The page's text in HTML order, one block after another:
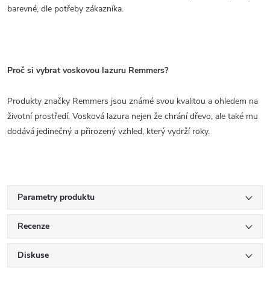
barevné, dle potřeby zákazníka.
Proč si vybrat voskovou lazuru Remmers?
Produkty značky Remmers jsou známé svou kvalitou a ohledem na
životní prostředí. Vosková lazura nejen že chrání dřevo, ale také mu
dodává jedinečný a přirozený vzhled, který vydrží roky.
Parametry produktu
Recenze
Diskuse